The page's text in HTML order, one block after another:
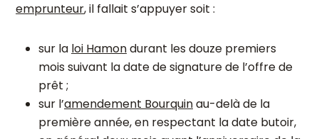
emprunteur, il fallait s’appuyer soit :
sur la loi Hamondurant les douze premiers
mois suivant la date de signature de l’offre de
prêt ;
sur l’amendement Bourquinau-delà de la
première année, en respectant la date butoir,